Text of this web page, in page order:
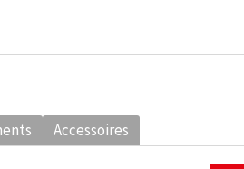
Accessoires